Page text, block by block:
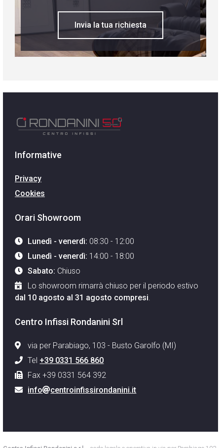
Invia la tua richiesta
Informative
Privacy
Cookies
Orari Showroom
Lunedì - venerdì: 08:30 - 12:00
Lunedì - venerdì: 14:00 - 18:00
Sabato: Chiuso
Lo showroom rimarrà chiuso per il periodo estivo
dal 10 agosto al 31 agosto compresi.
Centro Infissi Rondanini Srl
via per Parabiago, 103 - Busto Garolfo (MI)
Tel +39 0331 566 860
Fax +39 0331 564 392
info
centroinfissirondanini.it